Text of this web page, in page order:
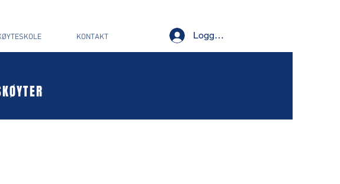
KONTAKT Logg inn